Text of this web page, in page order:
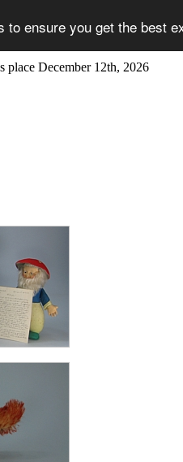
to ensure you get the best
place December 12th, 2026